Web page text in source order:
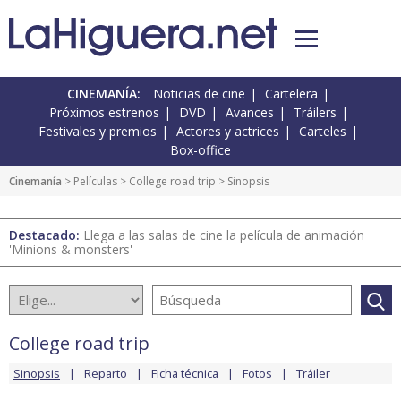
CINEMANÍA: Noticias de cine
Cartelera
Próximos estrenos
DVD Avances
Tráilers
Festivales y premios
Actores y actrices
Carteles
Box-office
Cinemanía > Películas > College road trip > Sinopsis
Destacado: Llega a las salas de cine la película de animación
'Minions & monsters'
College road trip
Sinopsis Reparto Ficha técnica Fotos Tráiler